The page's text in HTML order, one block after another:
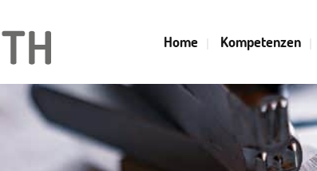
Home Kompetenzen
SPRITZGUSS TECHNICUM